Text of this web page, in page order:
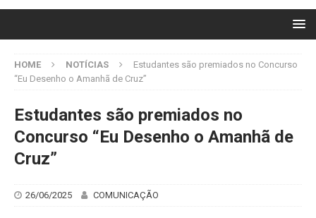
HOME NOTÍCIAS
Estudantes são premiados no Concurso
“Eu Desenho o Amanhã de Cruz”
Estudantes são premiados no
Concurso “Eu Desenho o Amanhã de
Cruz”
26/06/2025 COMUNICAÇÃO